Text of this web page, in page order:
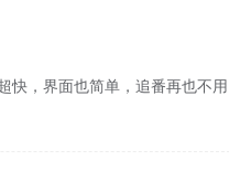
快，界面也简单，追番再也不用